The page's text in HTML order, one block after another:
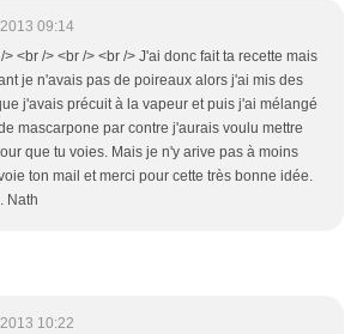
09:14
> <br /> <br /> <br /> J'ai donc fait ta recette mais
je n'avais pas de poireaux alors j'ai mis des
j'avais précuit à la vapeur et puis j'ai mélangé
mascarpone par contre j'aurais voulu mettre
que tu voies. Mais je n'y arive pas à moins
ton mail et merci pour cette très bonne idée.
Nath
10:22